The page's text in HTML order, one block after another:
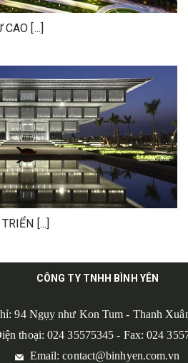
CAO [...]
[...]
CÔNG TY TNHH BÌNH YÊN
94 Ngụy như Kon Tum - Thanh
thoại: 024 35575345 - Fax: 024
Email: contact@binhyen.com.vn